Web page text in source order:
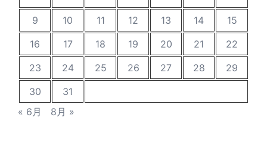
9
10 11 12 13 14
15
16
17 18 19 20 21
22
23
24 25 26 27 28
29
30
31
« 6月
8月 »